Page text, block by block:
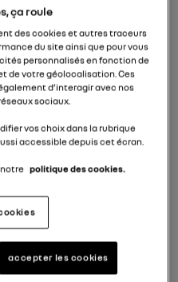
range
16.116 €
de140 € /mois hTVA
ça roule
des cookies et autres traceurs
du site ainsi que pour vous
personnalisés en fonction de
de votre géolocalisation. Ces
d’interagir avec nos
sociaux.
vos choix dans la rubrique
accessible depuis cet écran.
notre politique des cookies.
accepter les cookies